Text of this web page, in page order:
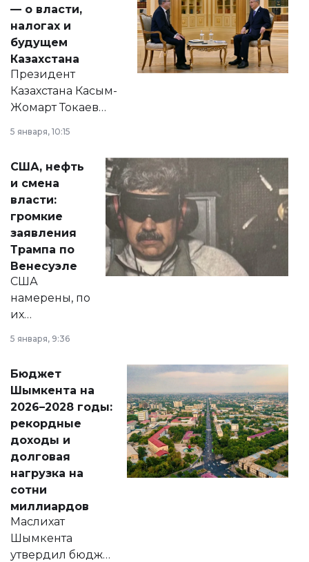
— о власти,
налогах и
будущем
Казахстана
Президент
Казахстана Касым-
Жомарт Токаев
сразу несколько
актуальных тем —
от слухов о
политических
реформах до
вопросов армии,
экономики и
личного здоровья.
5 января, 10:15
США, нефть
и смена
власти:
громкие
заявления
Трампа по
Венесуэле
США
намерены, по
их
принести
народу
Венесуэлы.
5 января, 9:36
Бюджет
Шымкента на
2026–2028 годы:
рекордные
доходы и
долговая
нагрузка на
сотни
миллиардов
Маслихат
Шымкента
утвердил бюджет